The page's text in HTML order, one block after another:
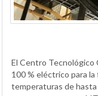
El Centro Tecnológico
100 % eléctrico para
temperaturas de hasta